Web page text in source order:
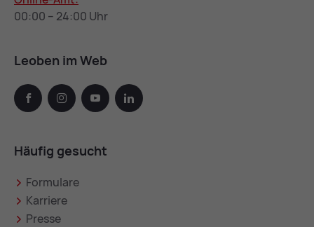
00:00 – 24:00 Uhr
Leoben im Web
facebook instagramyoutube linkedin
Häufig gesucht
Formulare
Karriere
Presse